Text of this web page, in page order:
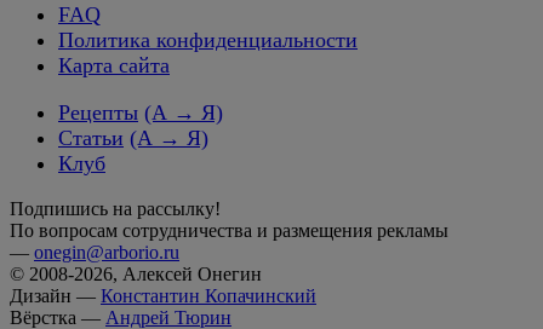
FAQ
Политика конфиденциальности
Карта сайта
Рецепты (А → Я)
Статьи (А → Я)
Клуб
Подпишись на рассылку!
По вопросам сотрудничества и размещения рекламы
— onegin@arborio.ru
© 2008-2026, Алексей Онегин
Дизайн — Константин Копачинский
Вёрстка — Андрей Тюрин